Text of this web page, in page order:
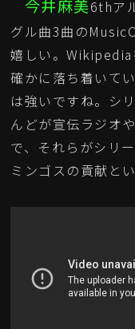
今井麻美6thア
グル曲3曲の
嬉しい。Wikipedia
確かに落ち着いて
は強いですね。シ
んどが宣伝ラジオ
で、それらがシリ
ミンゴスの貢献と